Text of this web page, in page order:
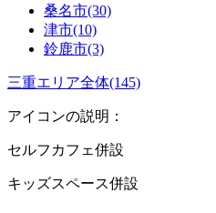
桑名市(30)
津市(10)
鈴鹿市(3)
三重エリア全体(145)
アイコンの説明：
セルフカフェ併設
キッズスペース併設